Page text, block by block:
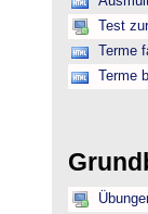
Test
Terme
Terme